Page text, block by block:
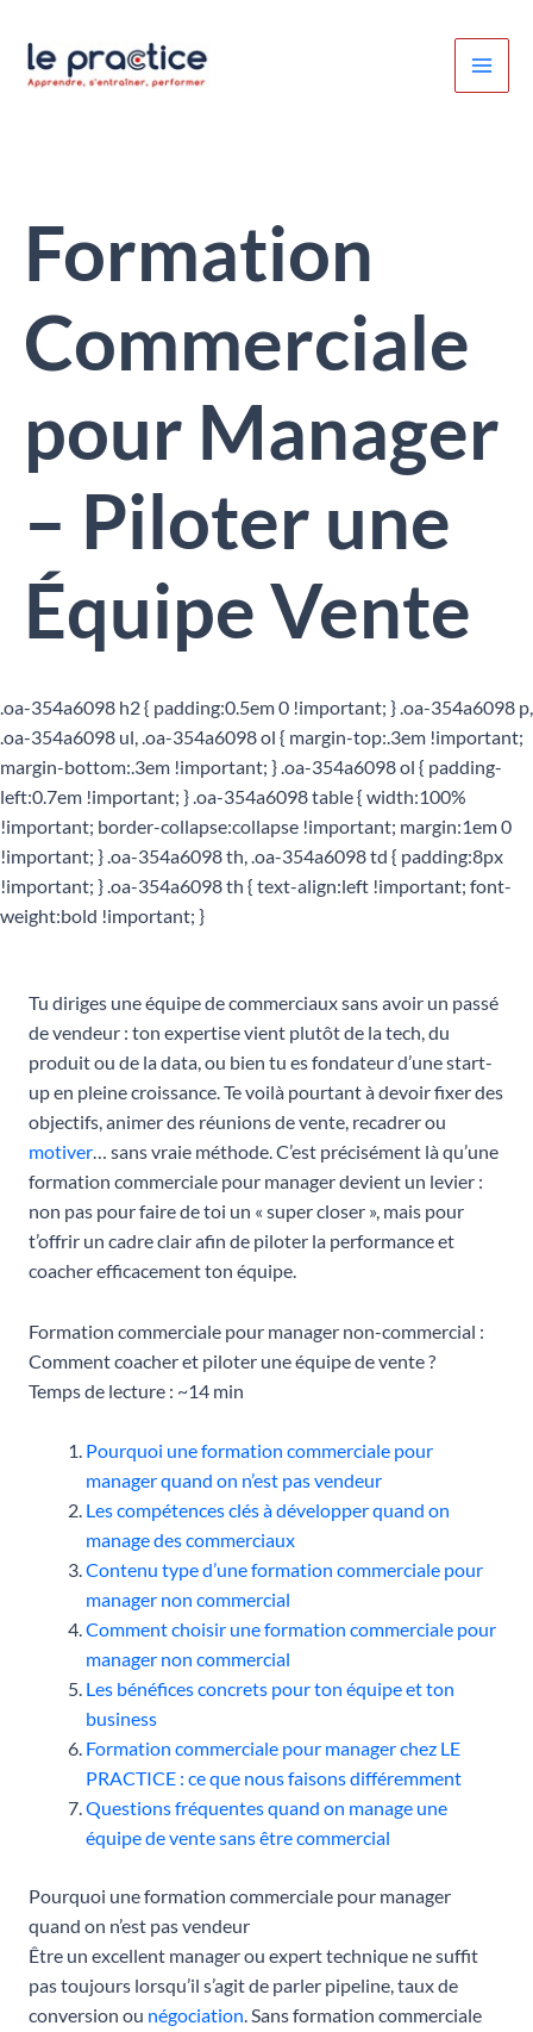
contenu
Formation
Commerciale
pour Manager
– Piloter une
Équipe Vente
.oa-354a6098 h2 { padding:0.5em 0 !important; } .oa-354a6098 p,
.oa-354a6098 ul, .oa-354a6098 ol { margin-top:.3em !important;
margin-bottom:.3em !important; } .oa-354a6098 ol { padding-
left:0.7em !important; } .oa-354a6098 table { width:100%
!important; border-collapse:collapse !important; margin:1em 0
!important; } .oa-354a6098 th, .oa-354a6098 td { padding:8px
!important; } .oa-354a6098 th { text-align:left !important; font-
weight:bold !important; }
Tu diriges une équipe de commerciaux sans avoir un passé
de vendeur : ton expertise vient plutôt de la tech, du
produit ou de la data, ou bien tu es fondateur d’une start-
up en pleine croissance. Te voilà pourtant à devoir fixer des
objectifs, animer des réunions de vente, recadrer ou
motiver… sans vraie méthode. C’est précisément là qu’une
formation commerciale pour manager devient un levier :
non pas pour faire de toi un « super closer », mais pour
t’offrir un cadre clair afin de piloter la performance et
coacher efficacement ton équipe.
Formation commerciale pour manager non-commercial :
Comment coacher et piloter une équipe de vente ?
Temps de lecture : ~14 min
Pourquoi une formation commerciale pour
manager quand on n’est pas vendeur
Les compétences clés à développer quand on
manage des commerciaux
Contenu type d’une formation commerciale pour
manager non commercial
Comment choisir une formation commerciale pour
manager non commercial
Les bénéfices concrets pour ton équipe et ton
business
Formation commerciale pour manager chez LE
PRACTICE : ce que nous faisons différemment
Questions fréquentes quand on manage une
équipe de vente sans être commercial
Pourquoi une formation commerciale pour manager
quand on n’est pas vendeur
Être un excellent manager ou expert technique ne suffit
pas toujours lorsqu’il s’agit de parler pipeline, taux de
conversion ou négociation. Sans formation commerciale